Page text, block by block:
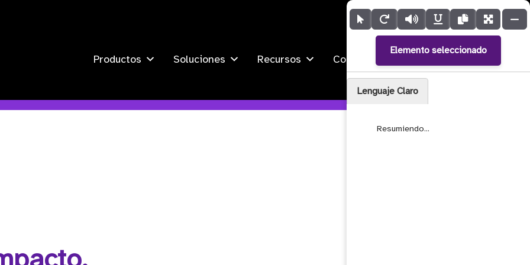
Productos Soluciones Recursos Compañía
Contacto
Elemento seleccionado
Lenguaje Claro
            Resumiendo...